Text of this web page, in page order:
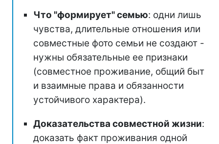
Что "формирует" семью: одни лишь
чувства, длительные отношения или
совместные фото семьи не создают -
нужны обязательные ее признаки
(совместное проживание, общий быт
и взаимные права и обязанности
устойчивого характера).
Доказательства совместной жизни:
доказать факт проживания одной